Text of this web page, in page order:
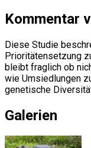
Kommentar
Diese Studie
Prioritätensetzung
bleibt fraglich ob
wie Umsiedlungen
genetische
Galerien